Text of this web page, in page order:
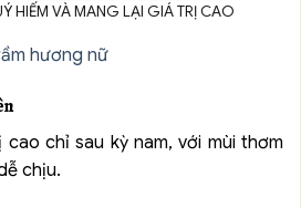
HIẾM VÀ MANG LẠI GIÁ TRỊ CAO
hương nữ
chỉ sau kỳ nam, với mùi thơm
chịu.